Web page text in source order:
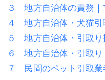
離婚（夫婦間トラブル）
企業法務
労働問題（解雇，残業等
企業法務
労働問題（解雇，残業
刑事弁護
３ 地方自治体の責務｜
４ 地方自治体・犬猫引
５ 地方自治体・引取り
６ 地方自治体・引取り
７ 民間のペット引取業